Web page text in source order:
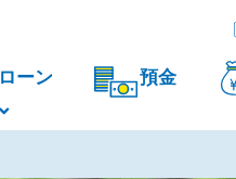
ローン 預金